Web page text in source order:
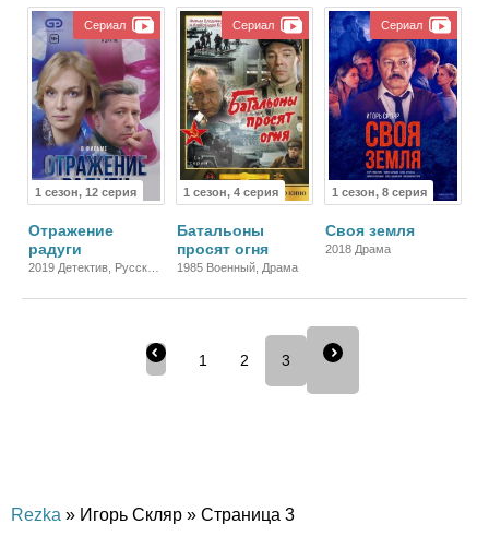
1 сезон, 12 серия
Сериал
Отражение
радуги
2019 Детектив, Русский,
1 сезон, 4 серия
Сериал
Батальоны
просят огня
1985 Военный, Драма
1 сезон, 8 серия
Сериал
Своя земля
2018 Драма
1 2 3
Rezka » Игорь Скляр » Страница 3